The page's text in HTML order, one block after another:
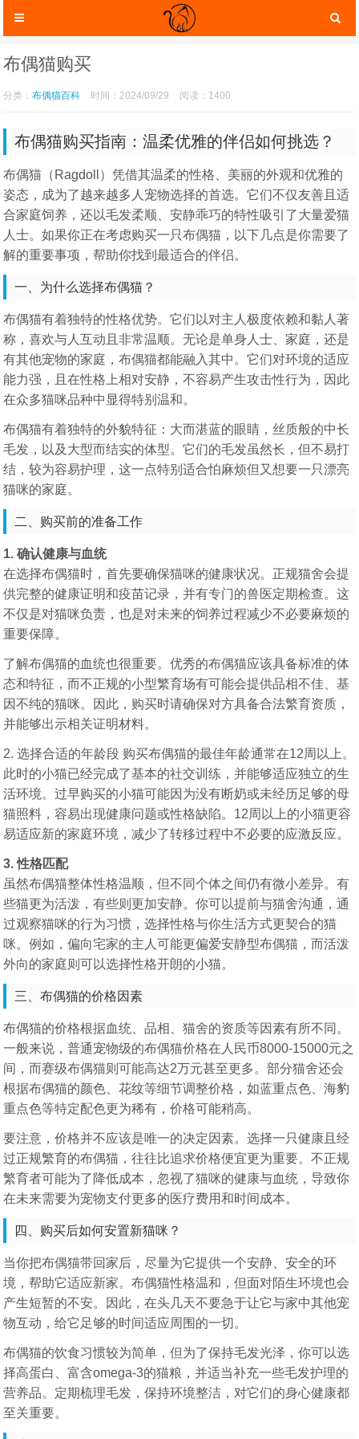
咪服装 猫咪玩具
猫咪托运
布偶猫购买
分类：布偶猫百科 时间：2024/09/29 阅读：1400
布偶猫购买指南：温柔优雅的伴侣如何挑选？
布偶猫（Ragdoll）凭借其温柔的性格、美丽的外观和优雅的
姿态，成为了越来越多人宠物选择的首选。它们不仅友善且适
合家庭饲养，还以毛发柔顺、安静乖巧的特性吸引了大量爱猫
人士。如果你正在考虑购买一只布偶猫，以下几点是你需要了
解的重要事项，帮助你找到最适合的伴侣。
一、为什么选择布偶猫？
布偶猫有着独特的性格优势。它们以对主人极度依赖和黏人著
称，喜欢与人互动且非常温顺。无论是单身人士、家庭，还是
有其他宠物的家庭，布偶猫都能融入其中。它们对环境的适应
能力强，且在性格上相对安静，不容易产生攻击性行为，因此
在众多猫咪品种中显得特别温和。
布偶猫有着独特的外貌特征：大而湛蓝的眼睛，丝质般的中长
毛发，以及大型而结实的体型。它们的毛发虽然长，但不易打
结，较为容易护理，这一点特别适合怕麻烦但又想要一只漂亮
猫咪的家庭。
二、购买前的准备工作
1. 确认健康与血统
在选择布偶猫时，首先要确保猫咪的健康状况。正规猫舍会提
供完整的健康证明和疫苗记录，并有专门的兽医定期检查。这
不仅是对猫咪负责，也是对未来的饲养过程减少不必要麻烦的
重要保障。
了解布偶猫的血统也很重要。优秀的布偶猫应该具备标准的体
态和特征，而不正规的小型繁育场有可能会提供品相不佳、基
因不纯的猫咪。因此，购买时请确保对方具备合法繁育资质，
并能够出示相关证明材料。
2. 选择合适的年龄段 购买布偶猫的最佳年龄通常在12周以上。
此时的小猫已经完成了基本的社交训练，并能够适应独立的生
活环境。过早购买的小猫可能因为没有断奶或未经历足够的母
猫照料，容易出现健康问题或性格缺陷。12周以上的小猫更容
易适应新的家庭环境，减少了转移过程中不必要的应激反应。
3. 性格匹配
虽然布偶猫整体性格温顺，但不同个体之间仍有微小差异。有
些猫更为活泼，有些则更加安静。你可以提前与猫舍沟通，通
过观察猫咪的行为习惯，选择性格与你生活方式更契合的猫
咪。例如，偏向宅家的主人可能更偏爱安静型布偶猫，而活泼
外向的家庭则可以选择性格开朗的小猫。
三、布偶猫的价格因素
布偶猫的价格根据血统、品相、猫舍的资质等因素有所不同。
一般来说，普通宠物级的布偶猫价格在人民币8000-15000元之
间，而赛级布偶猫则可能高达2万元甚至更多。部分猫舍还会
根据布偶猫的颜色、花纹等细节调整价格，如蓝重点色、海豹
重点色等特定配色更为稀有，价格可能稍高。
要注意，价格并不应该是唯一的决定因素。选择一只健康且经
过正规繁育的布偶猫，往往比追求价格便宜更为重要。不正规
繁育者可能为了降低成本，忽视了猫咪的健康与血统，导致你
在未来需要为宠物支付更多的医疗费用和时间成本。
四、购买后如何安置新猫咪？
当你把布偶猫带回家后，尽量为它提供一个安静、安全的环
境，帮助它适应新家。布偶猫性格温和，但面对陌生环境也会
产生短暂的不安。因此，在头几天不要急于让它与家中其他宠
物互动，给它足够的时间适应周围的一切。
布偶猫的饮食习惯较为简单，但为了保持毛发光泽，你可以选
择高蛋白、富含omega-3的猫粮，并适当补充一些毛发护理的
营养品。定期梳理毛发，保持环境整洁，对它们的身心健康都
至关重要。